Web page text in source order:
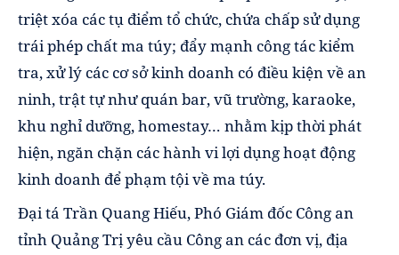
triệt xóa các tụ điểm tổ chức, chứa chấp sử dụng
trái phép chất ma túy; đẩy mạnh công tác kiểm
tra, xử lý các cơ sở kinh doanh có điều kiện về an
ninh, trật tự như quán bar, vũ trường, karaoke,
khu nghỉ dưỡng, homestay… nhằm kịp thời phát
hiện, ngăn chặn các hành vi lợi dụng hoạt động
kinh doanh để phạm tội về ma túy.
Đại tá Trần Quang Hiếu, Phó Giám đốc Công an
tỉnh Quảng Trị yêu cầu Công an các đơn vị, địa